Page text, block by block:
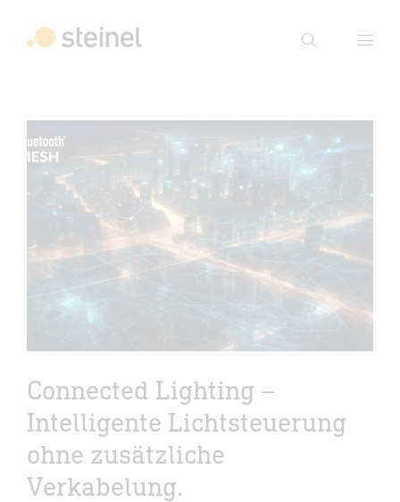
Suche
Suchbegriff eingeben
Connected Lighting –
Intelligente Lichtsteuerung
ohne zusätzliche
Verkabelung.